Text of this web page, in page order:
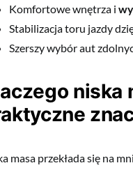
Komfortowe wnętrza i
Stabilizacja toru jazdy
Szerszy wybór aut
niska
masa przekłada się na